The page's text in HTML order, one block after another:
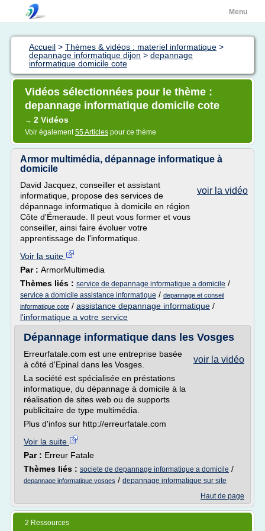
Menu
Accueil > Thèmes & vidéos : materiel informatique >
depannage informatique dijon > depannage
informatique domicile cote
Vidéos sélectionnées pour le thème :
depannage informatique domicile cote
→ 2 Vidéos
Voir également55 Articles pour ce thème
Armor multimédia, dépannage informatique à
domicile
voir la vidéo
David Jacquez, conseiller et assistant
informatique, propose des services de
dépannage informatique à domicile en région
Côte d'Émeraude. Il peut vous former et vous
conseiller, ainsi faire évoluer votre
apprentissage de l'informatique.
Voir la suite
Par : ArmorMultimedia
Thèmes liés : service de depannage informatique a domicile /
service a domicile assistance informatique / depannage et conseil
informatique cote / assistance depannage informatique /
l'informatique a votre service
Dépannage informatique dans les Vosges
voir la vidéo
Erreurfatale.com est une entreprise basée
à côté d'Epinal dans les Vosges.
La société est spécialisée en préstations
informatique, du dépannage à domicile à la
réalisation de sites web ou de supports
publicitaire de type multimédia.
Plus d'infos sur http://erreurfatale.com
Voir la suite
Par : Erreur Fatale
Thèmes liés : societe de depannage informatique a domicile /
depannage informatique vosges / depannage informatique sur site
Haut de page
2 Ressources